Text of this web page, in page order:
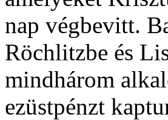
nap végbevitt.
Röchlitzbe és
mindhárom
ezüstpénzt